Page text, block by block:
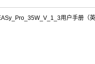
用户手册（